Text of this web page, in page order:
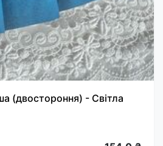
(двостороння) - Світла